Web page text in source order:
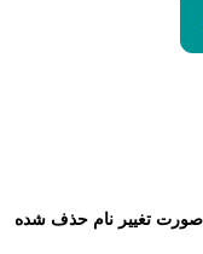
تغییر نام حذف شده